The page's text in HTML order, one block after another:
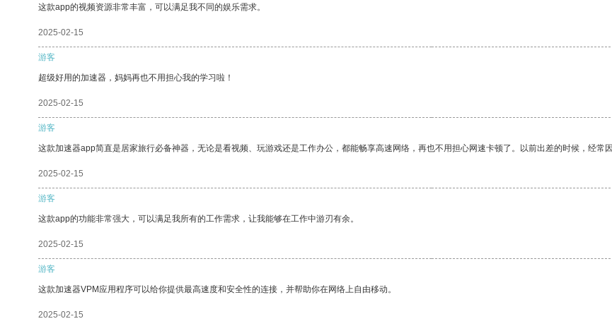
这款app的视频资源非常丰富，可以满足我不同的娱乐需求。
2025-02-15
游客
超级好用的加速器，妈妈再也不用担心我的学习啦！
2025-02-15
游客
这款加速器app简直是居家旅行必备神器，无论是看视频、玩游戏还是工作办公，都能畅享高速网络，再也不用担心网速卡顿了。以前出差的时候，经常
2025-02-15
游客
这款app的功能非常强大，可以满足我所有的工作需求，让我能够在工作中游刃有余。
2025-02-15
游客
这款加速器VPM应用程序可以给你提供最高速度和安全性的连接，并帮助你在网络上自由移动。
2025-02-15